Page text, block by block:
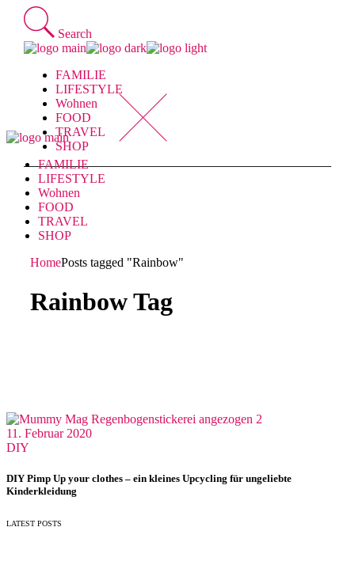
Skip
content
Search
FAMILIE
LIFESTYLE
Wohnen
FOOD
TRAVEL
SHOP
FAMILIE
LIFESTYLE
Wohnen
FOOD
TRAVEL
SHOP
HomePosts tagged "Rainbow"
Rainbow Tag
11. Februar 2020
DIY
DIY Pimp Up your clothes – ein kleines Upcycling für ungeliebte
Kinderkleidung
LATEST POSTS